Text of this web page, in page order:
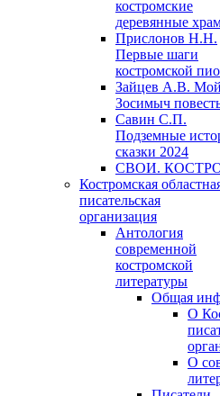
костромские
деревянные
Прислонов Н.Н.
Первые шаги
костромской
Зайцев А.В.
Зосимыч
Савин С.П.
Подземные
сказки 2024
СВОИ.
Костромская
писательская
организация
Антология
современной
костромской
литературы
Общая
О
О